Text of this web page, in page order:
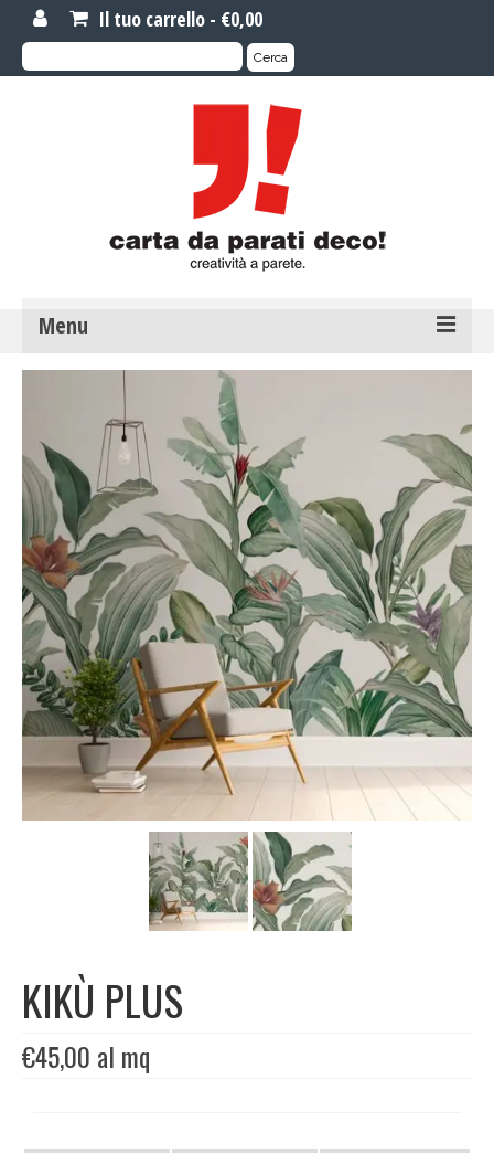
Il tuo carrello - €0,00
Cerca: Cerca
Menu
MOTIVI DI CARTA DA PARATI
Carta da parati novità
Carta da parati su misura
Carta da parati classica
Carta da parati floreale
Carta da parati vintage
Carta da parati a righe
Carta da parati moderna
Carta da parati bambini
Carta da parati orientale
Carta da parati industrial
Carta da parati case montagna
Carta da parati spiagge
KIKÙ PLUS
€45,00 al mq